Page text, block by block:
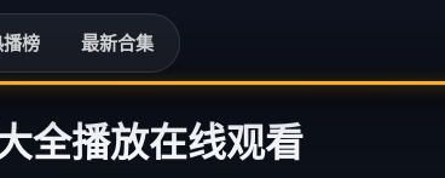
榜 最新合集
全播放在线观看